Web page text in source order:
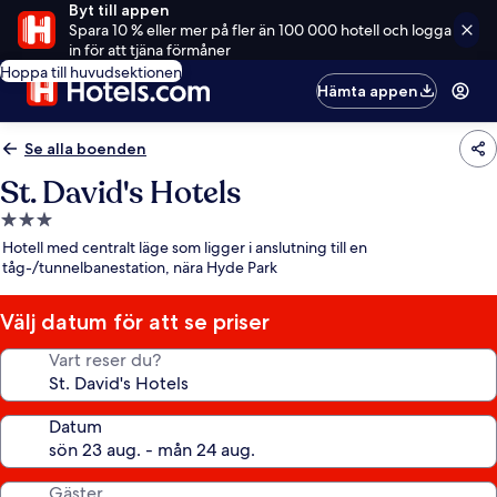
Byt till appen
Spara 10 % eller mer på fler än 100 000 hotell och logga
in för att tjäna förmåner
Hoppa till huvudsektionen
Hämta appen
Se alla boenden
St. David's Hotels
3.0-
stjärnigt
boende
Hotell med centralt läge som ligger i anslutning till en
tåg-/tunnelbanestation, nära Hyde Park
Välj datum för att se priser
Vart reser du?
Datum